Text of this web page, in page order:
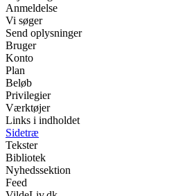
Anmeldelse
Vi søger
Send oplysninger
Bruger
Konto
Plan
Beløb
Privilegier
Værktøjer
Links i indholdet
Sidetræ
Tekster
Bibliotek
Nyhedssektion
Feed